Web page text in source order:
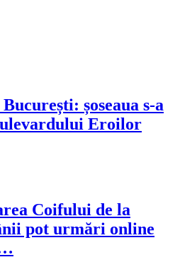
șoseaua s-a
Eroilor
Coifului de la
pot urmări online